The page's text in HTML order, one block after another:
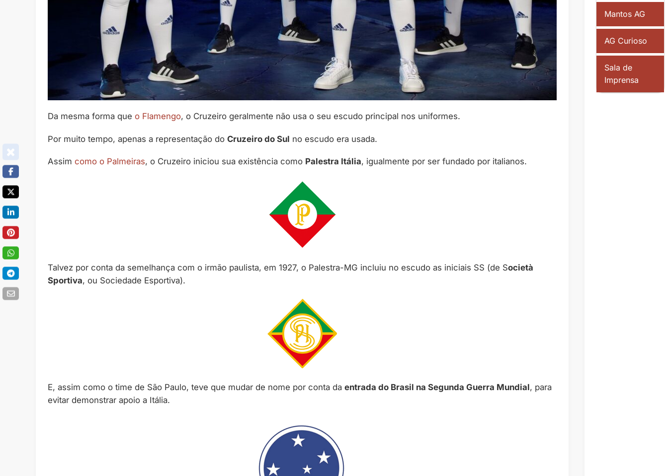
Da mesma forma que o Flamengo, o Cruzeiro geralmente não usa o seu escudo principal nos uniformes.
Por muito tempo, apenas a representação do Cruzeiro do Sul no escudo era usada.
Assim como o Palmeiras, o Cruzeiro iniciou sua existência como Palestra Itália, igualmente por ser fundado por italianos.
Talvez por conta da semelhança com o irmão paulista, em 1927, o Palestra-MG incluiu no escudo as iniciais SS (de Società
Sportiva, ou Sociedade Esportiva).
E, assim como o time de São Paulo, teve que mudar de nome por conta da entrada do Brasil na Segunda Guerra Mundial, para
evitar demonstrar apoio a Itália.
Mantos AG
AG Curioso
Sala de
Imprensa